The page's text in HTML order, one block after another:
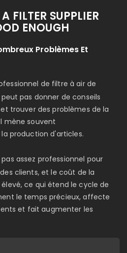
FILTER SUPPLIER
ENOUGH
Problèmes Et
de filtre à air de
pas donner de conseils
trouver des problèmes de la
mène souvent
production d'articles.
assez professionnel pour
clients, et le coût de la
ce qui étend le cycle de
le temps précieux, affecte
et fait augmenter les